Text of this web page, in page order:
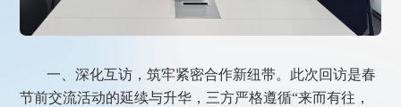
一、深化互访，筑牢紧密合作新纽带。此次回访是春
节前交流活动的延续与升华，三方严格遵循“来而有往，